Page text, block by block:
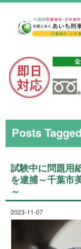
Posts
試験中に問題用
を逮捕～千葉市
～
2023-11-07